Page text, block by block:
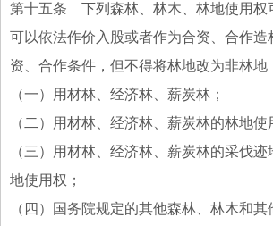
第十五条 下列森林、林木、林地使用权
可以依法作价入股或者作为合资、合作造
资、合作条件，但不得将林地改为非林地
（一）用材林、经济林、薪炭林；
（二）用材林、经济林、薪炭林的林地使
（三）用材林、经济林、薪炭林的采伐
地使用权；
（四）国务院规定的其他森林、林木和其